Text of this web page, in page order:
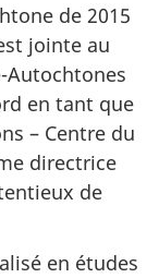
de 2015
jointe au
Autochtones
en tant que
– Centre du
directrice
de
en études